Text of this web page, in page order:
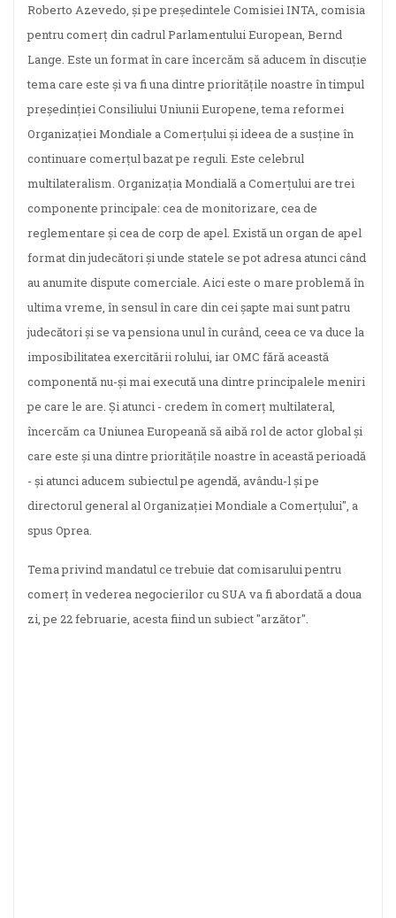
Roberto Azevedo, şi pe preşedintele Comisiei INTA, comisia
pentru comerţ din cadrul Parlamentului European, Bernd
Lange. Este un format în care încercăm să aducem în discuţie
tema care este şi va fi una dintre priorităţile noastre în timpul
preşedinţiei Consiliului Uniunii Europene, tema reformei
Organizaţiei Mondiale a Comerţului şi ideea de a susţine în
continuare comerţul bazat pe reguli. Este celebrul
multilateralism. Organizaţia Mondială a Comerţului are trei
componente principale: cea de monitorizare, cea de
reglementare şi cea de corp de apel. Există un organ de apel
format din judecători şi unde statele se pot adresa atunci când
au anumite dispute comerciale. Aici este o mare problemă în
ultima vreme, în sensul în care din cei şapte mai sunt patru
judecători şi se va pensiona unul în curând, ceea ce va duce la
imposibilitatea exercitării rolului, iar OMC fără această
componentă nu-şi mai execută una dintre principalele meniri
pe care le are. Şi atunci - credem în comerţ multilateral,
încercăm ca Uniunea Europeană să aibă rol de actor global şi
care este şi una dintre priorităţile noastre în această perioadă
- şi atunci aducem subiectul pe agendă, avându-l şi pe
directorul general al Organizaţiei Mondiale a Comerţului", a
spus Oprea.
Tema privind mandatul ce trebuie dat comisarului pentru
comerţ în vederea negocierilor cu SUA va fi abordată a doua
zi, pe 22 februarie, acesta fiind un subiect "arzător".